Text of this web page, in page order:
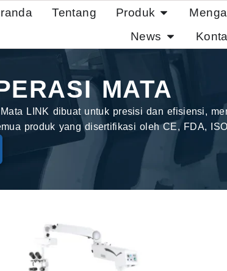
Tentang Produk
News
MATA
LINK dibuat untuk presisi dan efisiensi,
produk yang disertifikasi oleh CE, FDA,